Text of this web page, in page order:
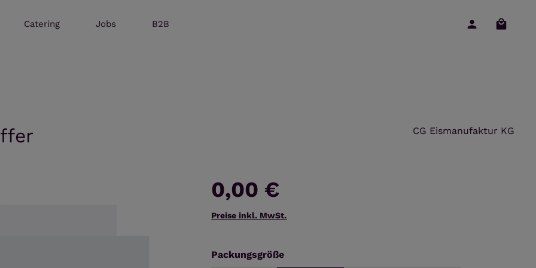
Catering Jobs B2B
CG Eismanufaktur KG
0,00 €
Preise inkl. MwSt.
Packungsgrößeauswählen